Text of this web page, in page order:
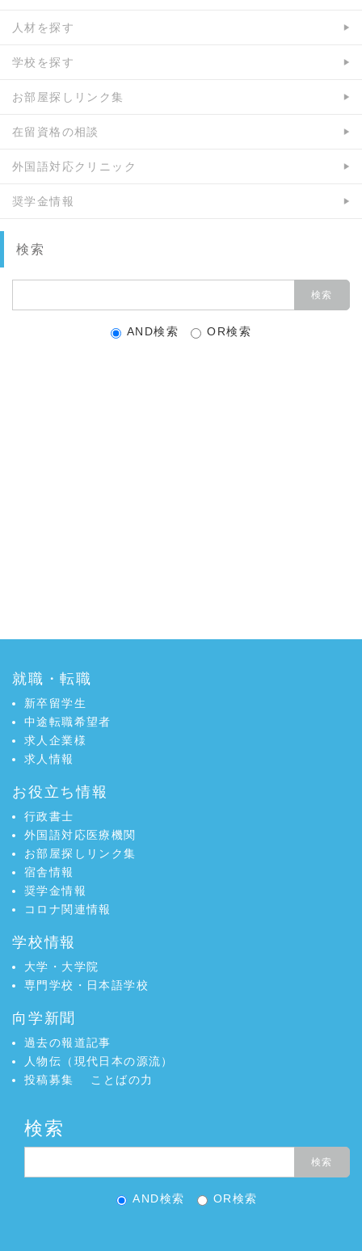
人材を探す
学校を探す
お部屋探しリンク集
在留資格の相談
外国語対応クリニック
奨学金情報
検索
AND検索 OR検索
就職・転職
新卒留学生
中途転職希望者
求人企業様
求人情報
お役立ち情報
行政書士
外国語対応医療機関
お部屋探しリンク集
宿舎情報
奨学金情報
コロナ関連情報
学校情報
大学・大学院
専門学校・日本語学校
向学新聞
過去の報道記事
人物伝（現代日本の源流）
投稿募集
ことばの力
検索
AND検索 OR検索